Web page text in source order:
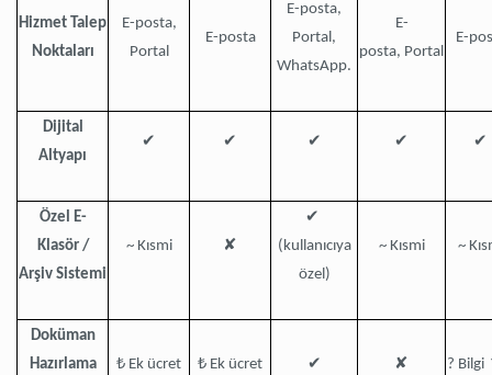
Hizmet Talep
Noktaları
E-posta,
Portal
E-posta
E-posta,
Portal,
WhatsApp.
E-
posta, Portal
E-
Dijital
Altyapı
✔ ✔ ✔ ✔ ✔
Özel E-
Klasör /
Arşiv Sistemi
~ Kısmi ✘
✔
(kullanıcıya
özel)
~ Kısmi ~
Doküman
Hazırlama
₺ Ek ücret ₺ Ek ücret ✔ ✘ ? Bilgi